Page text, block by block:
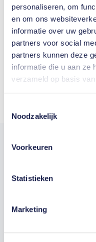
personaliseren, om
en om ons
informatie over uw
partners voor social
partners kunnen deze
informatie die u aan ze
verzameld op basis
Noodzakelijk
Voorkeuren
Statistieken
Marketing
Welke
ooit
Olympische
Trotse
Staatsloterij is
sportiefste